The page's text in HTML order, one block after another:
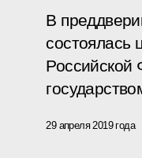
В
состоялась
Российской
29 апреля 2019 года